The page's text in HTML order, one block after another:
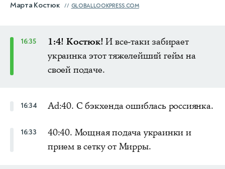
Марта Костюк GLOBALLOOKPRESS.COM
16:35 1:4! Костюк! И все-таки забирает
украинка этот тяжелейший гейм на
своей подаче.
16:34 Ad:40. С бэкхенда ошиблась россиянка.
16:33
40:40. Мощная подача украинки и
прием в сетку от Мирры.